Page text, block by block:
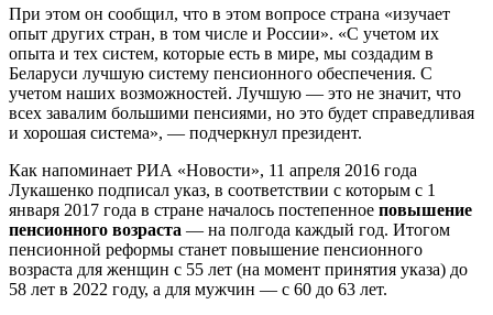
При этом он сообщил, что в этом вопросе страна «изучает
опыт других стран, в том числе и России». «С учетом их
опыта и тех систем, которые есть в мире, мы создадим в
Беларуси лучшую систему пенсионного обеспечения. С
учетом наших возможностей. Лучшую — это не значит, что
всех завалим большими пенсиями, но это будет справедливая
и хорошая система», — подчеркнул президент.
Как напоминает РИА «Новости», 11 апреля 2016 года
Лукашенко подписал указ, в соответствии с которым с 1
января 2017 года в стране началось постепенное повышение
пенсионного возраста — на полгода каждый год. Итогом
пенсионной реформы станет повышение пенсионного
возраста для женщин с 55 лет (на момент принятия указа) до
58 лет в 2022 году, а для мужчин — с 60 до 63 лет.